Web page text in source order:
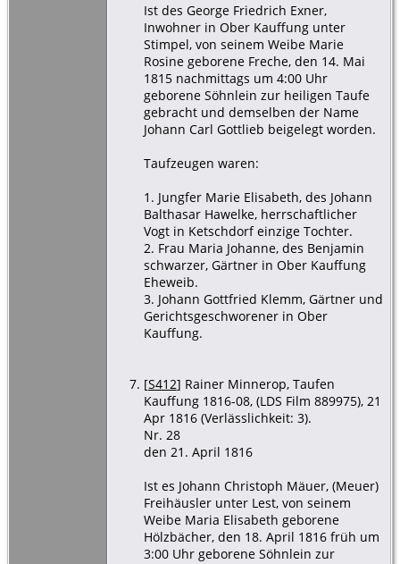
Ist des George Friedrich Exner,
Inwohner in Ober Kauffung unter
Stimpel, von seinem Weibe Marie
Rosine geborene Freche, den 14. Mai
1815 nachmittags um 4:00 Uhr
geborene Söhnlein zur heiligen Taufe
gebracht und demselben der Name
Johann Carl Gottlieb beigelegt worden.
Taufzeugen waren:
1. Jungfer Marie Elisabeth, des Johann
Balthasar Hawelke, herrschaftlicher
Vogt in Ketschdorf einzige Tochter.
2. Frau Maria Johanne, des Benjamin
schwarzer, Gärtner in Ober Kauffung
Eheweib.
3. Johann Gottfried Klemm, Gärtner und
Gerichtsgeschworener in Ober
Kauffung.
[S412] Rainer Minnerop, Taufen
Kauffung 1816-08, (LDS Film 889975), 21
Apr 1816 (Verlässlichkeit: 3).
Nr. 28
den 21. April 1816
Ist es Johann Christoph Mäuer, (Meuer)
Freihäusler unter Lest, von seinem
Weibe Maria Elisabeth geborene
Hölzbächer, den 18. April 1816 früh um
3:00 Uhr geborene Söhnlein zur